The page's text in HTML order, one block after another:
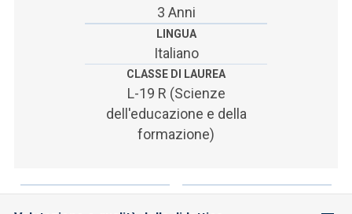
3 Anni
LINGUA
Italiano
CLASSE DI LAUREA
L-19 R (Scienze
dell'educazione e della
formazione)